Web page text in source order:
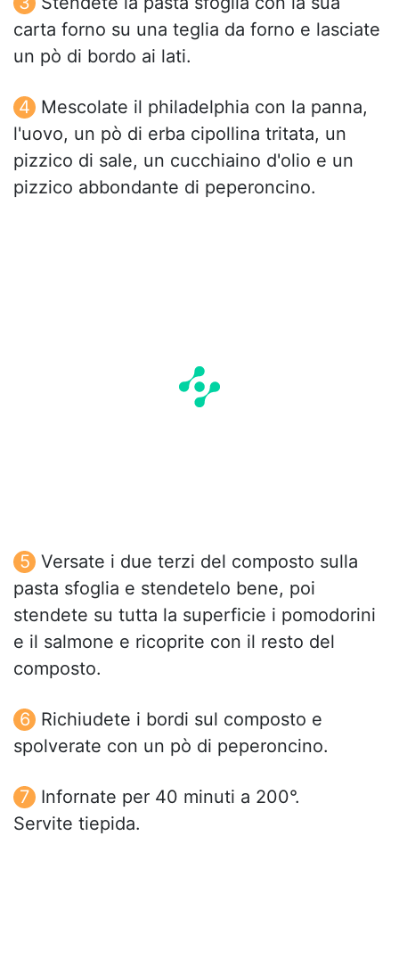
carta forno su una teglia da forno e lasciate
un pò di bordo ai lati.
Mescolate il philadelphia con la panna,
l'uovo, un pò di erba cipollina tritata, un
pizzico di sale, un cucchiaino d'olio e un
pizzico abbondante di peperoncino.
Versate i due terzi del composto sulla
pasta sfoglia e stendetelo bene, poi
stendete su tutta la superficie i pomodorini
e il salmone e ricoprite con il resto del
composto.
Richiudete i bordi sul composto e
spolverate con un pò di peperoncino.
Infornate per 40 minuti a 200°.
Servite tiepida.